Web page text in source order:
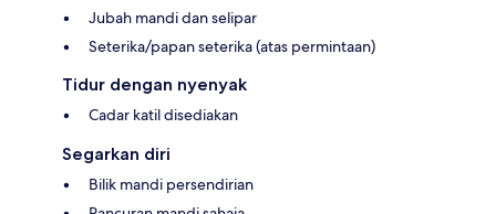
Jubah mandi dan selipar
Seterika/papan seterika (atas permintaan)
Tidur dengan nyenyak
Cadar katil disediakan
Segarkan diri
Bilik mandi persendirian